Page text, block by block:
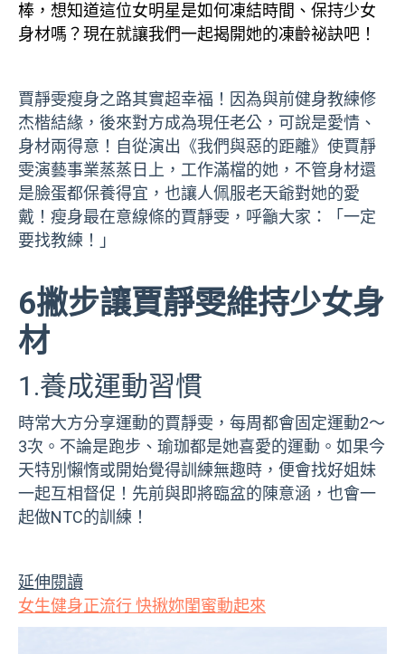
棒，想知道這位女明星是如何凍結時間、保持少女
身材嗎？現在就讓我們一起揭開她的凍齡祕訣吧！
賈靜雯瘦身之路其實超幸福！因為與前健身教練修
杰楷結緣，後來對方成為現任老公，可說是愛情、
身材兩得意！自從演出《我們與惡的距離》使賈靜
雯演藝事業蒸蒸日上，工作滿檔的她，不管身材還
是臉蛋都保養得宜，也讓人佩服老天爺對她的愛
戴！瘦身最在意線條的賈靜雯，呼籲大家：「一定
要找教練！」
6撇步讓賈靜雯維持少女身
材
1.養成運動習慣
時常大方分享運動的賈靜雯，每周都會固定運動2～
3次。不論是跑步、瑜珈都是她喜愛的運動。如果今
天特別懶惰或開始覺得訓練無趣時，便會找好姐妹
一起互相督促！先前與即將臨盆的陳意涵，也會一
起做NTC的訓練！
延伸閱讀
女生健身正流行 快揪妳閨蜜動起來